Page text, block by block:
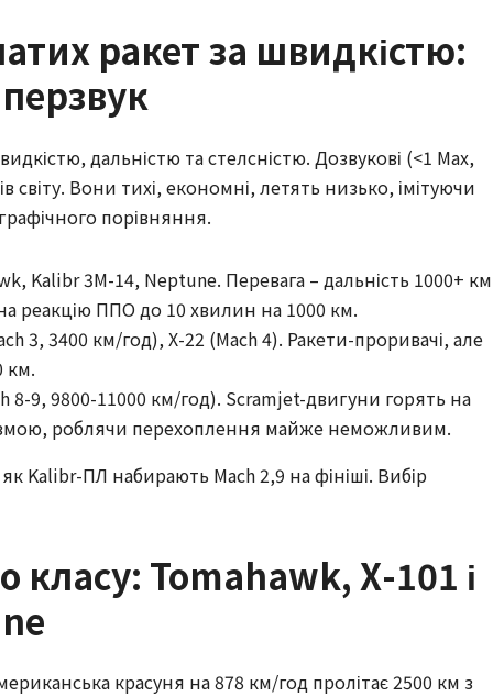
ракет за швидкістю:
дальністю та стелсністю. Дозвукові (<1 Мах,
світу. Вони тихі, економні, летять низько, імітуючи
порівняння.
Kalibr 3M-14, Neptune. Перевага – дальність 1000+
реакцію ППО до 10 хвилин на 1000 км.
3, 3400 км/год), Х-22 (Mach 4). Ракети-проривачі, але
км.
8-9, 9800-11000 км/год). Scramjet-двигуни горять на
роблячи перехоплення майже неможливим.
Kalibr-ПЛ набирають Mach 2,9 на фініші. Вибір
класу: Tomahawk, Х-101 і
красуня на 878 км/год пролітає 2500 км з